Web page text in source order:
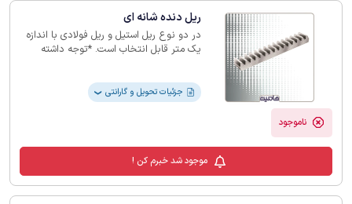
ریل دنده شانه ای
در دو نوع ریل استیل و ریل فولادی با اندازه
یک متر قابل انتخاب است. *توجه داشته
جزئیات تحویل و گارانتی ❯
ناموجود
موجود شد خبرم کن !